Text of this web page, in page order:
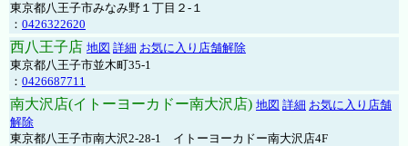
東京都八王子市みなみ野１丁目２-１
： 0426322620
西八王子店 地図 詳細 お気に入り店舗解除
東京都八王子市並木町35-1
： 0426687711
南大沢店(イトーヨーカドー南大沢店) 地図 詳細 お気に入り店舗
解除
東京都八王子市南大沢2-28-1 イトーヨーカドー南大沢店4F